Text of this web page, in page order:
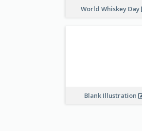
World Whiskey Day
Blank Illustration